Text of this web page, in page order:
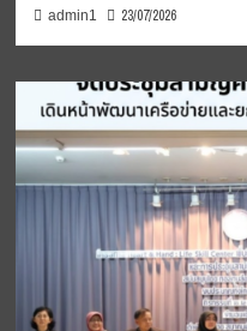
admin1 23/07/2026